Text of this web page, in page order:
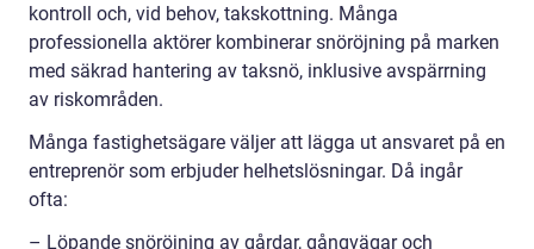
kontroll och, vid behov, takskottning. Många
professionella aktörer kombinerar snöröjning på marken
med säkrad hantering av taksnö, inklusive avspärrning
av riskområden.
Många fastighetsägare väljer att lägga ut ansvaret på en
entreprenör som erbjuder helhetslösningar. Då ingår
ofta:
– Löpande snöröjning av gårdar, gångvägar och